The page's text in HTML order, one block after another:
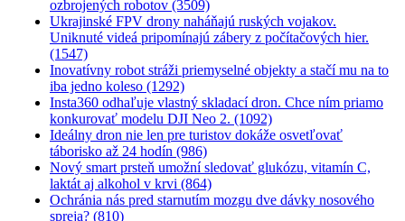
ozbrojených robotov (3509)
Ukrajinské FPV drony naháňajú ruských vojakov.
Uniknuté videá pripomínajú zábery z počítačových hier.
(1547)
Inovatívny robot stráži priemyselné objekty a stačí mu na to
iba jedno koleso (1292)
Insta360 odhaľuje vlastný skladací dron. Chce ním priamo
konkurovať modelu DJI Neo 2. (1092)
Ideálny dron nie len pre turistov dokáže osvetľovať
táborisko až 24 hodín (986)
Nový smart prsteň umožní sledovať glukózu, vitamín C,
laktát aj alkohol v krvi (864)
Ochránia nás pred starnutím mozgu dve dávky nosového
spreja? (810)